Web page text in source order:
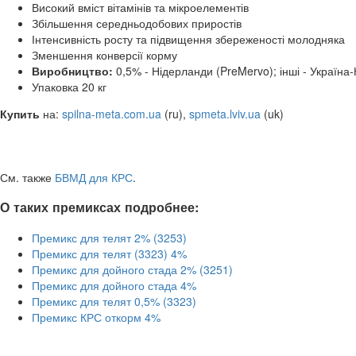
Високий вміст вітамінів та мікроелементів
Збільшення середньодобових приростів
Інтенсивність росту та підвищення збереженості молодняка
Зменшення конверсії корму
Виробництво: 0,5% - Нідерланди (PreMervo); інші -
Упаковка 20 кг
Купить на: spilna-meta.com.ua (ru), spmeta.lviv.ua (uk)
См. также БВМД для КРС.
О таких премиксах подробнее:
Премикс для телят 2% (3253)
Премикс для телят (3323) 4%
Премикс для дойного стада 2% (3251)
Премикс для дойного стада 4%
Премикс для телят 0,5% (3323)
Премикс КРС откорм 4%